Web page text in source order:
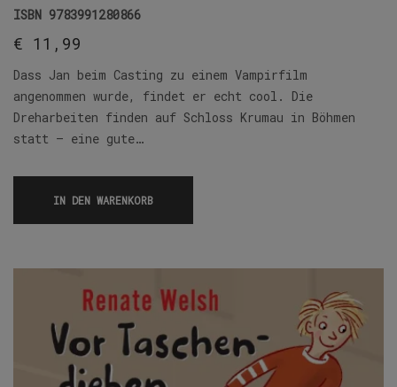
ISBN 9783991280866
€ 11,99
Dass Jan beim Casting zu einem Vampirfilm
angenommen wurde, findet er echt cool. Die
Dreharbeiten finden auf Schloss Krumau in Böhmen
statt – eine gute…
IN DEN WARENKORB